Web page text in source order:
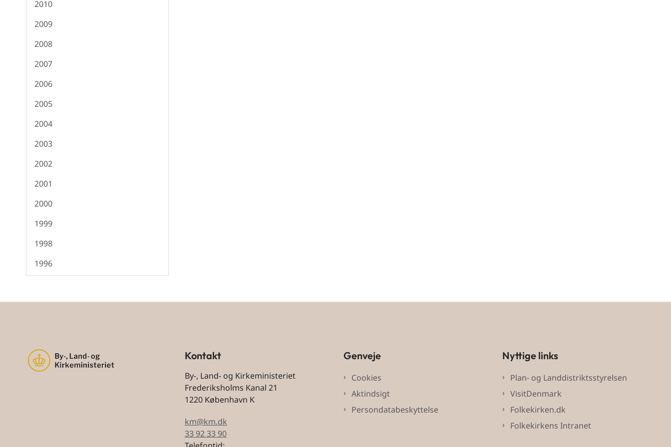
2010
2009
2008
2007
2006
2005
2004
2003
2002
2001
2000
1999
1998
1996
Kontakt
By-, Land- og Kirkeministeriet
Frederiksholms Kanal 21
1220 København K
km@km.dk
33 92 33 90
Genveje
Cookies
Aktindsigt
Persondatabeskyttelse
Nyttige links
Plan- og Landdistriktsstyrelsen
VisitDenmark
Folkekirken.dk
Folkekirkens Intranet